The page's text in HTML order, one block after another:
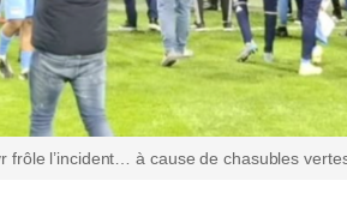
frôle l’incident… à cause de chasubles